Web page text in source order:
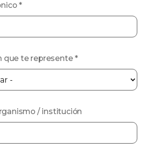
*
que te represente *
/ institución